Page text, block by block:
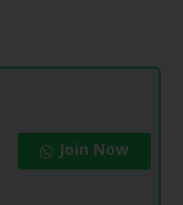
Join Now